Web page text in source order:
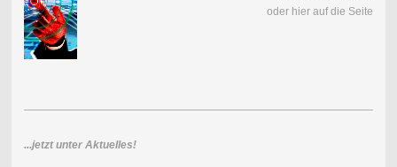
oder hier auf die Seite
...jetzt unter Aktuelles!